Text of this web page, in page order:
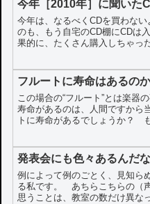
今年［2010年］に聞いた
今年は、なるべくCDを買わな
のも、もう自宅のCD棚にCD
果的に、たくさん購入しちゃっ
フルートに寿命はあるの
この場合の“フルート”とは楽器
寿命があるのは、人間ですか
トに寿命があるでしょうか？
発表会にも色々あるんだ
例によって例のごとく、見知ら
る私です。 あちらこちらの（
思うことは、教室の数だけ異な